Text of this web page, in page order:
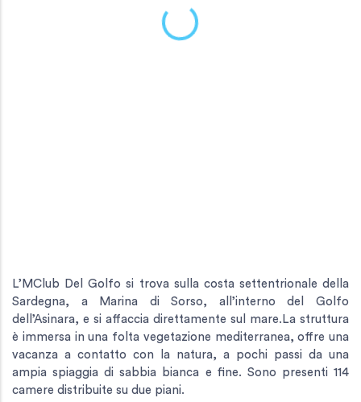
L’MClub Del Golfo si trova sulla costa settentrionale della
Sardegna, a Marina di Sorso, all’interno del Golfo
dell’Asinara, e si affaccia direttamente sul mare.La struttura
è immersa in una folta vegetazione mediterranea, offre una
vacanza a contatto con la natura, a pochi passi da una
ampia spiaggia di sabbia bianca e fine. Sono presenti 114
camere distribuite su due piani.